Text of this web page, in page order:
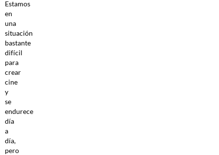
Estamos
en
una
situación
bastante
difícil
para
crear
cine
y
se
endurece
día
a
día,
pero